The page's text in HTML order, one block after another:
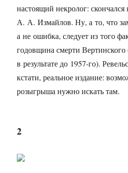
настоящий некролог:
А. А. Измайлов. Ну, а то, что
а не ошибка, следует из того
годовщина смерти
в результате до 1957-го).
кстати, реальное издание:
розыгрыша нужно искать там.
2